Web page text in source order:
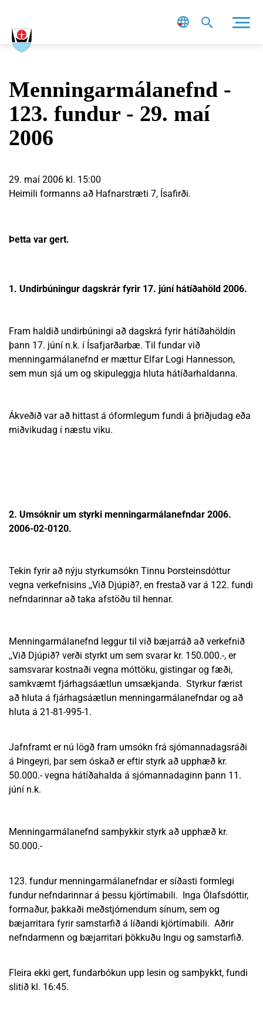
Menningarmálanefnd -
123. fundur - 29. maí
2006
29. maí 2006 kl. 15:00
Heimili formanns að Hafnarstræti 7, Ísafirði.
Þetta var gert.
1. Undirbúningur dagskrár fyrir 17. júní hátíðahöld 2006.
Fram haldið undirbúningi að dagskrá fyrir hátíðahöldin
þann 17. júní n.k. í Ísafjarðarbæ. Til fundar við
menningarmálanefnd er mættur Elfar Logi Hannesson,
sem mun sjá um og skipuleggja hluta hátíðarhaldanna.
Ákveðið var að hittast á óformlegum fundi á þriðjudag eða
miðvikudag í næstu viku.
2. Umsóknir um styrki menningarmálanefndar 2006.
2006-02-0120.
Tekin fyrir að nýju styrkumsókn Tinnu Þorsteinsdóttur
vegna verkefnisins ,,Við Djúpið?, en frestað var á 122. fundi
nefndarinnar að taka afstöðu til hennar.
Menningarmálanefnd leggur til við bæjarráð að verkefnið
,,Við Djúpið? verði styrkt um sem svarar kr. 150.000.-, er
samsvarar kostnaði vegna móttöku, gistingar og fæði,
samkvæmt fjárhagsáætlun umsækjanda. Styrkur færist
að hluta á fjárhagsáætlun menningarmálanefndar og að
hluta á 21-81-995-1.
Jafnframt er nú lögð fram umsókn frá sjómannadagsráði
á Þingeyri, þar sem óskað er eftir styrk að upphæð kr.
50.000.- vegna hátíðahalda á sjómannadaginn þann 11.
júní n.k.
Menningarmálanefnd samþykkir styrk að upphæð kr.
50.000.-
123. fundur menningarmálanefndar er síðasti formlegi
fundur nefndarinnar á þessu kjörtímabili. Inga Ólafsdóttir,
formaður, þakkaði meðstjórnendum sínum, sem og
bæjarritara fyrir samstarfið á líðandi kjörtímabili. Aðrir
nefndarmenn og bæjarritari þökkuðu Ingu og samstarfið.
Fleira ekki gert, fundarbókun upp lesin og samþykkt, fundi
slitið kl. 16:45.